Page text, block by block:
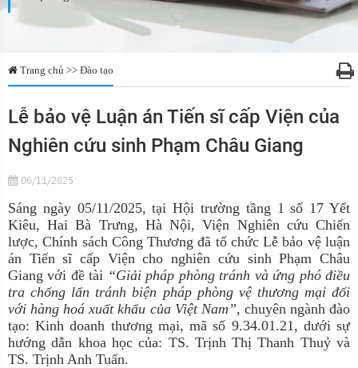
Trang chủ >> Đào tạo
Lễ bảo vệ Luận án Tiến sĩ cấp Viện của
Nghiên cứu sinh Phạm Châu Giang
06/11/2025
Sáng ngày 05/11/2025, tại Hội trường tầng 1 số 17 Yết
Kiêu, Hai Bà Trưng, Hà Nội, Viện Nghiên cứu Chiến
lược, Chính sách Công Thương đã tổ chức Lễ bảo vệ luận
án Tiến sĩ cấp Viện cho nghiên cứu sinh Phạm Châu
Giang với đề tài “Giải pháp phòng tránh và ứng phó điều
tra chống lẩn tránh biện pháp phòng vệ thương mại đối
với hàng hoá xuất khẩu của Việt Nam”, chuyên ngành đào
tạo: Kinh doanh thương mại, mã số 9.34.01.21, dưới sự
hướng dẫn khoa học của: TS. Trịnh Thị Thanh Thuỷ và
TS. Trịnh Anh Tuấn.